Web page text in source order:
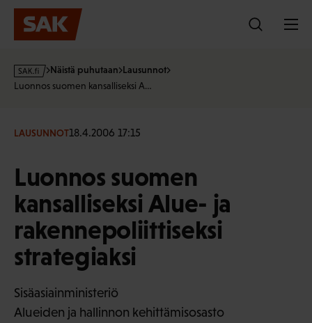
Hyppää
sisältöön
s
a
f
Näistä puhutaan Lausunnot
Luonnos suomen kansalliseksi A…
LAUSUNNOT18.4.2006 17:15
Luonnos suomen
kansalliseksi Alue- ja
rakennepoliittiseksi
strategiaksi
Sisäasiainministeriö
Alueiden ja hallinnon kehittämisosasto